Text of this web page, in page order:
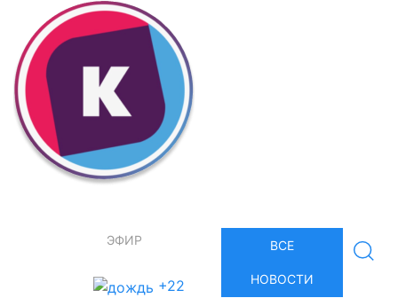
ЭФИР
+22
ВСЕ
НОВОСТИ